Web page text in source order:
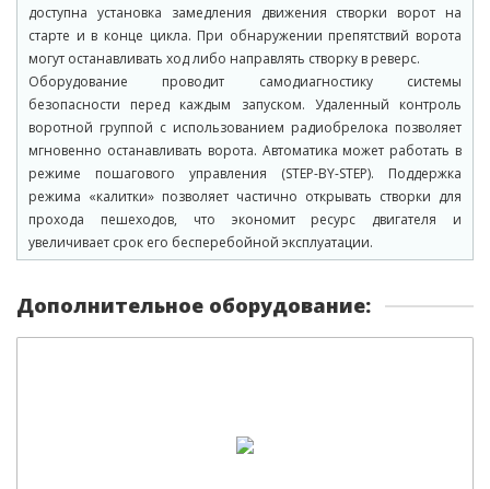
доступна установка замедления движения створки ворот на
старте и в конце цикла. При обнаружении препятствий ворота
могут останавливать ход либо направлять створку в реверс.
Оборудование проводит самодиагностику системы
безопасности перед каждым запуском. Удаленный контроль
воротной группой с использованием радиобрелока позволяет
мгновенно останавливать ворота. Автоматика может работать в
режиме пошагового управления (STEP-BY-STEP). Поддержка
режима «калитки» позволяет частично открывать створки для
прохода пешеходов, что экономит ресурс двигателя и
увеличивает срок его бесперебойной эксплуатации.
Дополнительное оборудование: